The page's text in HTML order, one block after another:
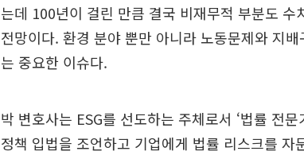
는데 100년이 걸린 만큼 결국 비재무적 부분도
전망이다. 환경 분야 뿐만 아니라 노동문제와 지
는 중요한 이슈다.
박 변호사는 ESG를 선도하는 주체로서 ‘법률 전
정책 입법을 조언하고 기업에게 법률 리스크를